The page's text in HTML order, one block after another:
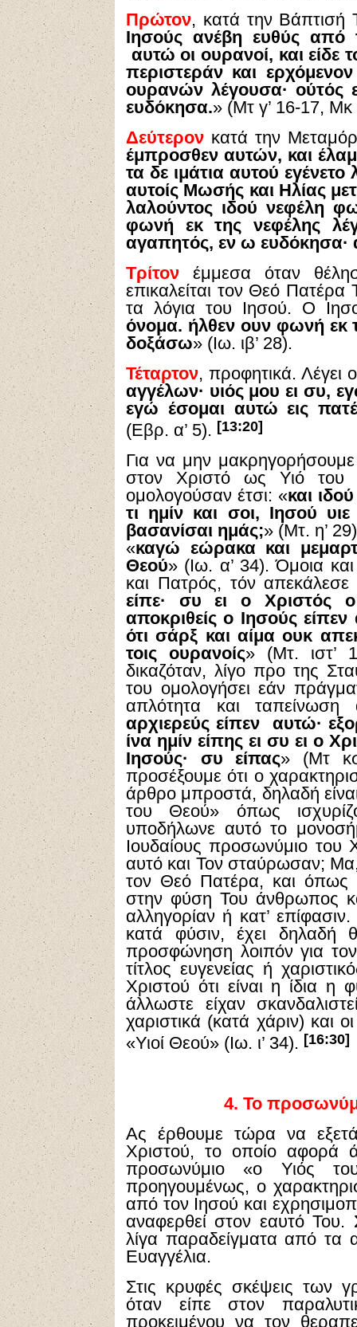
Πρώτον, κατά την Βάπτισή
Ιησούς ανέβη ευθύς από
αυτώ οι ουρανοί, και είδε
περιστεράν και
ουρανών λέγουσα· ούτός
ευδόκησα.» (Μτ γ’ 16-17, Μκ
Δεύτερον κατά την
έμπροσθεν αυτών, και
τα δε ιμάτια αυτού
αυτοίς Μωσής και Ηλίας
λαλούντος ιδού νεφέλη
φωνή εκ της νεφέλης
αγαπητός, εν ω ευδόκησα·
Τρίτον έμμεσα όταν
επικαλείται τον Θεό Πατέρα
τα λόγια του Ιησού. Ο
όνομα. ήλθεν ουν φωνή εκ
δοξάσω» (Ιω. ιβ’ 28).
Τέταρτον, προφητικά. Λέγει
αγγέλων· υιός μου ει συ,
εγώ έσομαι αυτώ εις
(Εβρ. α’ 5). [13:20]
Για να μην
στον Χριστό ως Υιό του
ομολογούσαν έτσι: «και
τι ημίν και σοι, Ιησού
βασανίσαι ημάς;» (Μτ. η’
«καγώ εώρακα και
Θεού» (Ιω. α’ 34). Όμοια
και Πατρός, τόν απεκάλεσε
είπε· συ ει ο Χριστός
αποκριθείς ο Ιησούς
ότι σάρξ και αίμα ουκ
τοις ουρανοίς» (Μτ. ιστ’
δικαζόταν, λίγο προ της
του ομολογήσει εάν
απλότητα και ταπείνωση
αρχιερεύς είπεν αυτώ·
ίνα ημίν είπης ει συ ει ο
Ιησούς· συ είπας» (Μτ
προσέξουμε ότι ο
άρθρο μπροστά, δηλαδή
του Θεού» όπως
υποδήλωνε αυτό το
Ιουδαίους προσωνύμιο του
αυτό και Τον σταύρωσαν;
τον Θεό Πατέρα, και όπως
στην φύση Του άνθρωπος
αλληγορίαν ή κατ’
κατά φύσιν, έχει δηλαδή
προσφώνηση λοιπόν για
τίτλος ευγενείας ή
Χριστού ότι είναι η ίδια
άλλωστε είχαν
χαριστικά (κατά χάριν) και
«Υιοί Θεού» (Ιω. ι’ 34). [16:30]
4. Το
Ας έρθουμε τώρα να
Χριστού, το οποίο αφορά
προσωνύμιο «ο Υιός
προηγουμένως, ο
από τον Ιησού και
αναφερθεί στον εαυτό
λίγα παραδείγματα από
Ευαγγέλια.
Στις κρυφές σκέψεις των
όταν είπε στον
προκειμένου να τον